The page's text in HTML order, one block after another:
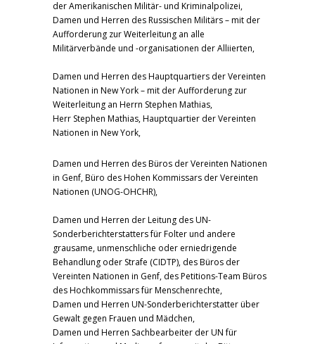
der Amerikanischen Militär- und Kriminalpolizei,
Damen und Herren des Russischen Militärs – mit der
Aufforderung zur Weiterleitung an alle
Militärverbände und -organisationen der Alliierten,
Damen und Herren des Hauptquartiers der Vereinten
Nationen in New York – mit der Aufforderung zur
Weiterleitung an Herrn Stephen Mathias,
Herr Stephen Mathias, Hauptquartier der Vereinten
Nationen in New York,
Damen und Herren des Büros der Vereinten Nationen
in Genf, Büro des Hohen Kommissars der Vereinten
Nationen (UNOG-OHCHR),
Damen und Herren der Leitung des UN-
Sonderberichterstatters für Folter und andere
grausame, unmenschliche oder erniedrigende
Behandlung oder Strafe (CIDTP), des Büros der
Vereinten Nationen in Genf, des Petitions-Team Büros
des Hochkommissars für Menschenrechte,
Damen und Herren UN-Sonderberichterstatter über
Gewalt gegen Frauen und Mädchen,
Damen und Herren Sachbearbeiter der UN für